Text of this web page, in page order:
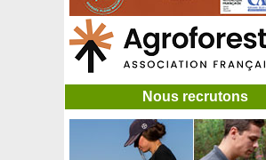
Nous recrutons